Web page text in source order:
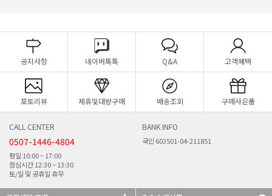
공지사항 네이버톡톡 Q&A 고객혜택
포토리뷰 제휴및대량구매 배송조회 구매사은품
CALL CENTER
0507-1446-4804
평일 10:00 ~ 17:00
점심시간 12:30 ~ 13:30
토/일 및 공휴일 휴무
BANK INFO
국민 603501-04-211851